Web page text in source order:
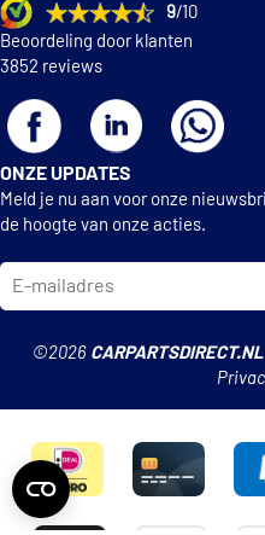
9/10
Beoordeling door klanten
3852 reviews
ONZE UPDATES
Meld je nu aan voor onze
de hoogte van onze acties.
©2026 CARPARTSDIRECT.NL